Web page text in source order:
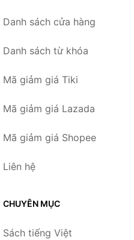
Danh sách cửa hàng
Danh sách từ khóa
Mã giảm giá Tiki
Mã giảm giá Lazada
Mã giảm giá Shopee
Liên hệ
CHUYÊN MỤC
Sách tiếng Việt